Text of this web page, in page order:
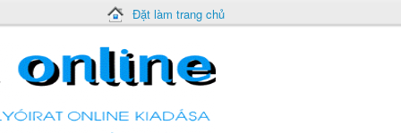
Đặt làm trang chủ